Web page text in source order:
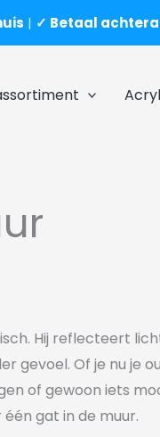
| ✓ Betaal
Hij reflecteert
gevoel. Of je nu je
of gewoon iets
gat in de muur.